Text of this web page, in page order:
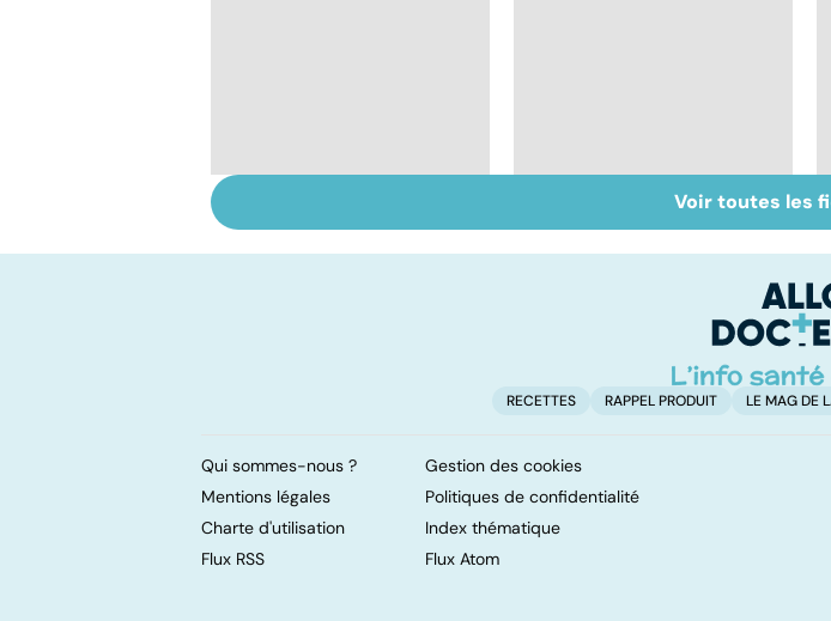
n'arrête pas le
Bruxisme : quand les
dents grincent
Voir toutes les
RECETTES RAPPEL PRODUIT LE MAG DE
Qui sommes-nous ?
Gestion des cookies
Mentions légales
Politiques de confidentialité
Charte d'utilisation
Index thématique
Flux RSS
Flux Atom